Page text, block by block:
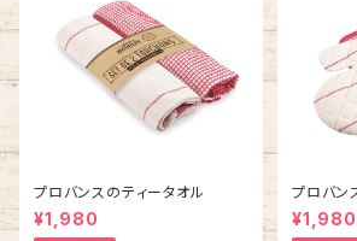
プロバンスのティータオル
¥1,980
プロバン
¥1,980